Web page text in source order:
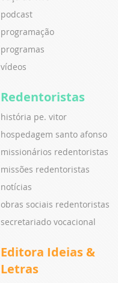
podcast
programação
programas
vídeos
Redentoristas
história pe. vitor
hospedagem santo afonso
missionários redentoristas
missões redentoristas
notícias
obras sociais redentoristas
secretariado vocacional
Editora Ideias &
Letras